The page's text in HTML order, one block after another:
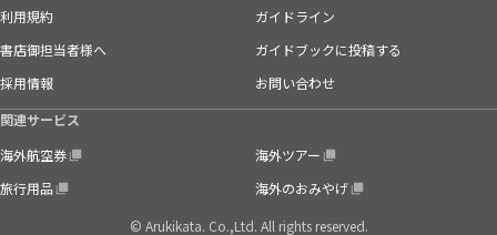
利用規約
ガイドライン
書店御担当者様へ
ガイドブックに投稿する
採用情報
お問い合わせ
関連サービス
海外航空券
海外ツアー
旅行用品
海外のおみやげ
© Arukikata. Co.,Ltd. All rights reserved.